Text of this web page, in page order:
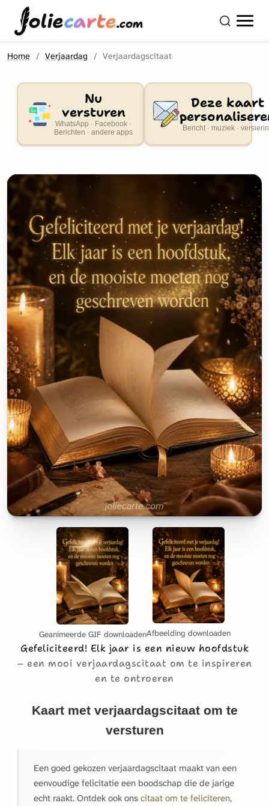
oliecarte.com
Home Verjaardag Verjaardagscitaat
Nu
versturen
WhatsApp · Facebook ·
Berichten · andere apps
Deze kaart
Bericht · muziek ·
Geanimeerde GIF downloadenAfbeelding downloaden
Gefeliciteerd! Elk jaar is een nieuw hoofdstuk
een mooi verjaardagscitaat om te inspireren
en te ontroeren
Kaart met verjaardagscitaat om te
versturen
Een goed gekozen verjaardagscitaat maakt van een
eenvoudige felicitatie een boodschap die de jarige
echt raakt. Ontdek ook ons citaat om te feliciteren,